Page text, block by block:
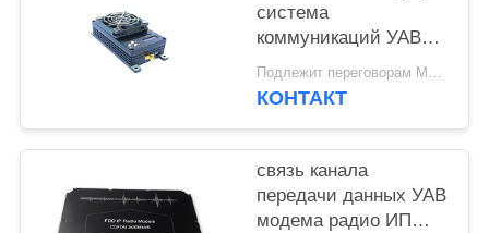
система
коммуникаций УАВ
каналов связи УАВ
силы/КОФДМ
Подлежит переговорам MOQ:1шт
КОНТАКТ
связь канала
передачи данных УАВ
модема радио ИП